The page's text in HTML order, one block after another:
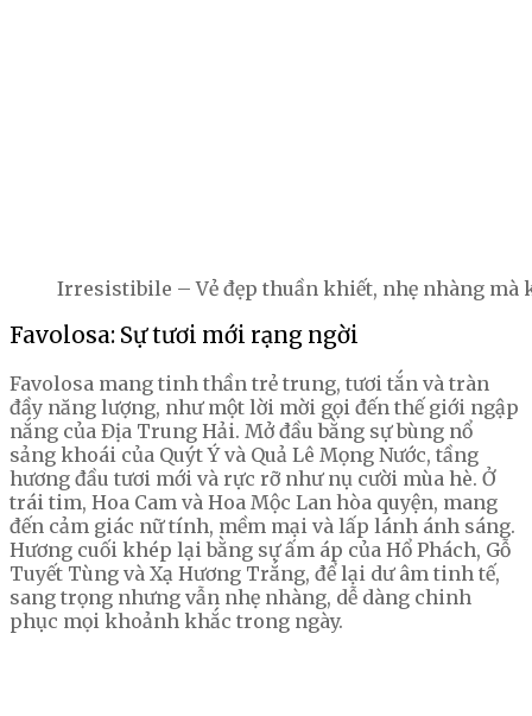
Irresistibile – Vẻ đẹp thuần khiết, nhẹ nhàng mà
Favolosa: Sự tươi mới rạng ngời
Favolosa mang tinh thần trẻ trung, tươi tắn và tràn
đầy năng lượng, như một lời mời gọi đến thế giới ngập
nắng của Địa Trung Hải. Mở đầu bằng sự bùng nổ
sảng khoái của Quýt Ý và Quả Lê Mọng Nước, tầng
hương đầu tươi mới và rực rỡ như nụ cười mùa hè. Ở
trái tim, Hoa Cam và Hoa Mộc Lan hòa quyện, mang
đến cảm giác nữ tính, mềm mại và lấp lánh ánh sáng.
Hương cuối khép lại bằng sự ấm áp của Hổ Phách, Gỗ
Tuyết Tùng và Xạ Hương Trắng, để lại dư âm tinh tế,
sang trọng nhưng vẫn nhẹ nhàng, dễ dàng chinh
phục mọi khoảnh khắc trong ngày.